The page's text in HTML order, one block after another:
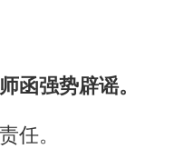
函强势辟谣。
任。